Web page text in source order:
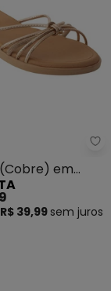
Moleca
em
R$ 39,99 sem juros